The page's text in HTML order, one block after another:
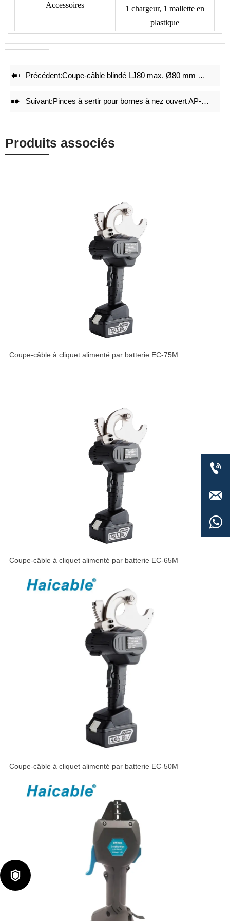
Accessoires
1 chargeur, 1 mallette en
plastique
de fonctionnement, aidant l'opérateur à effectuer les réglages
• Le concept de commande à deux boutons permet une
utilisation facile
protection de l'outil
 Précédent:Coupe-câble blindé LJ80 max. Ø80 mm Cu/Al
 Suivant:Pinces à sertir pour bornes à nez ouvert AP-1060A
Produits associés
Coupe-câble à cliquet alimenté par batterie EC-75M
Coupe-câble à cliquet alimenté par batterie EC-65M
Coupe-câble à cliquet alimenté par batterie EC-50M



